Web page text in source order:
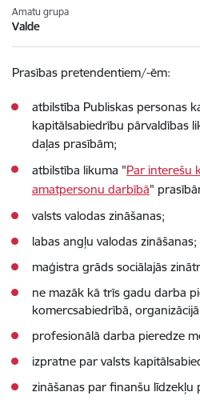
Amatu grupa
Valde
Prasības pretendentiem/-ēm:
atbilstība Publiskas personas
kapitālsabiedrību pārvaldības
daļas prasībām;
atbilstība likuma "Par interešu
amatpersonu darbībā"
valsts valodas zināšanas;
labas angļu valodas zināšanas;
maģistra grāds sociālajās
ne mazāk kā trīs gadu darba
komercsabiedrībā,
profesionālā darba pieredze
izpratne par valsts
zināšanas par finanšu līdzekļu